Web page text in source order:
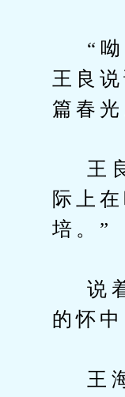
“呦
王良
篇春光
王良
际上
培。”
说着
的怀
王海